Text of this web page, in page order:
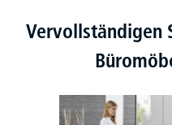
Produktgalerie überspringen
Vervollständigen